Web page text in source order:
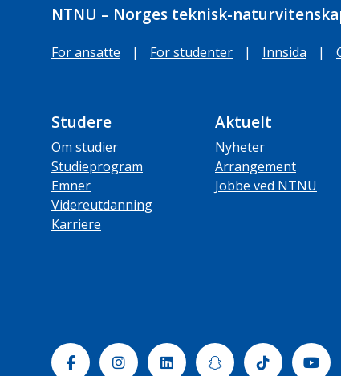
NTNU – Norges teknisk-
For ansatte | For studenter | Innsida |
Studere
Om studier
Studieprogram
Emner
Videreutdanning
Karriere
Aktuelt
Nyheter
Arrangement
Jobbe ved NTNU
FacebookInstagramLinkedinSnapchatTiktok